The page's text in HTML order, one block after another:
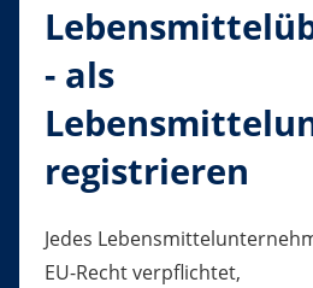
- als
registrieren
Jedes
EU-Recht verpflichtet,